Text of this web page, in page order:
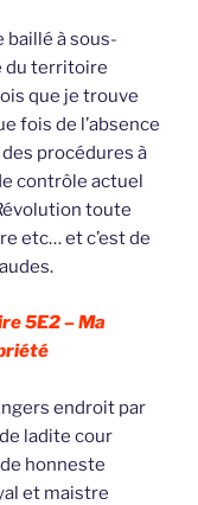
baillé à sous-
du territoire
que je trouve
fois de l’absence
procédures à
contrôle actuel
toute
etc… et c’est de
5E2 –Ma
endroit par
ladite cour
honneste
et maistre